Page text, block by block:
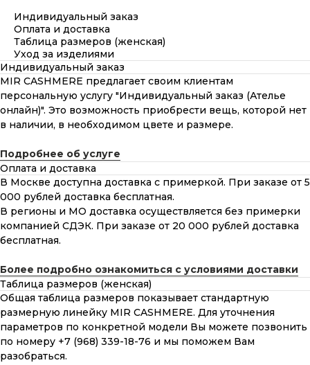
Индивидуальный заказ
Оплата и доставка
Таблица размеров (женская)
Уход за изделиями
Индивидуальный заказ
MIR CASHMERE предлагает своим клиентам
персональную услугу "Индивидуальный заказ (Ателье
онлайн)". Это возможность приобрести вещь, которой нет
в наличии, в необходимом цвете и размере.
Подробнее об услуге
Оплата и доставка
В Москве доступна доставка с примеркой. При заказе от 5
000 рублей доставка бесплатная.
В регионы и МО доставка осуществляется без примерки
компанией СДЭК. При заказе от 20 000 рублей доставка
бесплатная.
Более подробно ознакомиться с условиями доставки
Таблица размеров (женская)
Общая таблица размеров показывает стандартную
размерную линейку MIR CASHMERE. Для уточнения
параметров по конкретной модели Вы можете позвонить
по номеру +7 (968) 339-18-76 и мы поможем Вам
разобраться.